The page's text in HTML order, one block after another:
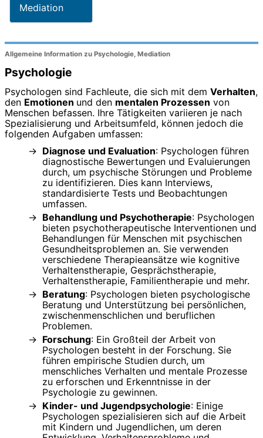
Mediation
Allgemeine Information zu Psychologie, Mediation
Psychologie
Psychologen sind Fachleute, die sich mit dem Verhalten,
den Emotionen und den mentalen Prozessen von
Menschen befassen. Ihre Tätigkeiten variieren je nach
Spezialisierung und Arbeitsumfeld, können jedoch die
folgenden Aufgaben umfassen:
Diagnose und Evaluation: Psychologen führen
diagnostische Bewertungen und Evaluierungen
durch, um psychische Störungen und Probleme
zu identifizieren. Dies kann Interviews,
standardisierte Tests und Beobachtungen
umfassen.
Behandlung und Psychotherapie: Psychologen
bieten psychotherapeutische Interventionen und
Behandlungen für Menschen mit psychischen
Gesundheitsproblemen an. Sie verwenden
verschiedene Therapieansätze wie kognitive
Verhaltenstherapie, Gesprächstherapie,
Verhaltenstherapie, Familientherapie und mehr.
Beratung: Psychologen bieten psychologische
Beratung und Unterstützung bei persönlichen,
zwischenmenschlichen und beruflichen
Problemen.
Forschung: Ein Großteil der Arbeit von
Psychologen besteht in der Forschung. Sie
führen empirische Studien durch, um
menschliches Verhalten und mentale Prozesse
zu erforschen und Erkenntnisse in der
Psychologie zu gewinnen.
Kinder- und Jugendpsychologie: Einige
Psychologen spezialisieren sich auf die Arbeit
mit Kindern und Jugendlichen, um deren